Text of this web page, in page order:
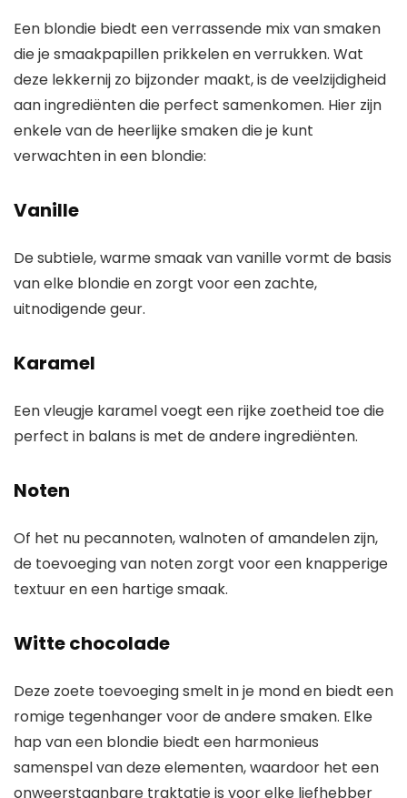
Een blondie biedt een verrassende mix van smaken
die je smaakpapillen prikkelen en verrukken. Wat
deze lekkernij zo bijzonder maakt, is de veelzijdigheid
aan ingrediënten die perfect samenkomen. Hier zijn
enkele van de heerlijke smaken die je kunt
verwachten in een blondie:
Vanille
De subtiele, warme smaak van vanille vormt de basis
van elke blondie en zorgt voor een zachte,
uitnodigende geur.
Karamel
Een vleugje karamel voegt een rijke zoetheid toe die
perfect in balans is met de andere ingrediënten.
Noten
Of het nu pecannoten, walnoten of amandelen zijn,
de toevoeging van noten zorgt voor een knapperige
textuur en een hartige smaak.
Witte chocolade
Deze zoete toevoeging smelt in je mond en biedt een
romige tegenhanger voor de andere smaken. Elke
hap van een blondie biedt een harmonieus
samenspel van deze elementen, waardoor het een
onweerstaanbare traktatie is voor elke liefhebber